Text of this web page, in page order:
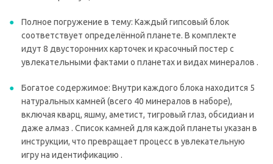
Полное погружение в тему: Каждый гипсовый блок
соответствует определённой планете. В комплекте
идут 8 двусторонних карточек и красочный постер с
увлекательными фактами о планетах и видах минералов .
Богатое содержимое: Внутри каждого блока находится 5
натуральных камней (всего 40 минералов в наборе),
включая кварц, яшму, аметист, тигровый глаз, обсидиан и
даже алмаз . Список камней для каждой планеты указан в
инструкции, что превращает процесс в увлекательную
игру на идентификацию .